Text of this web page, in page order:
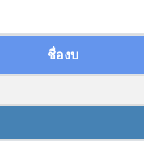
ชื่องบ